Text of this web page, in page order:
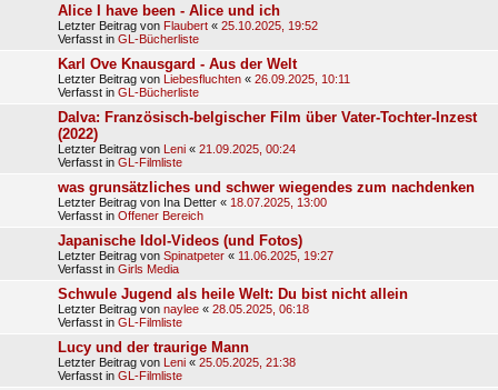
Alice I have been - Alice und ich
Letzter Beitrag von Flaubert « 25.10.2025, 19:52
Verfasst in GL-Bücherliste
Karl Ove Knausgard - Aus der Welt
Letzter Beitrag von Liebesfluchten « 26.09.2025, 10:11
Verfasst in GL-Bücherliste
Dalva: Französisch-belgischer Film über Vater-Tochter-Inzest
(2022)
Letzter Beitrag von Leni « 21.09.2025, 00:24
Verfasst in GL-Filmliste
was grunsätzliches und schwer wiegendes zum nachdenken
Letzter Beitrag von Ina Detter « 18.07.2025, 13:00
Verfasst in Offener Bereich
Japanische Idol-Videos (und Fotos)
Letzter Beitrag von Spinatpeter « 11.06.2025, 19:27
Verfasst in Girls Media
Schwule Jugend als heile Welt: Du bist nicht allein
Letzter Beitrag von naylee « 28.05.2025, 06:18
Verfasst in GL-Filmliste
Lucy und der traurige Mann
Letzter Beitrag von Leni « 25.05.2025, 21:38
Verfasst in GL-Filmliste